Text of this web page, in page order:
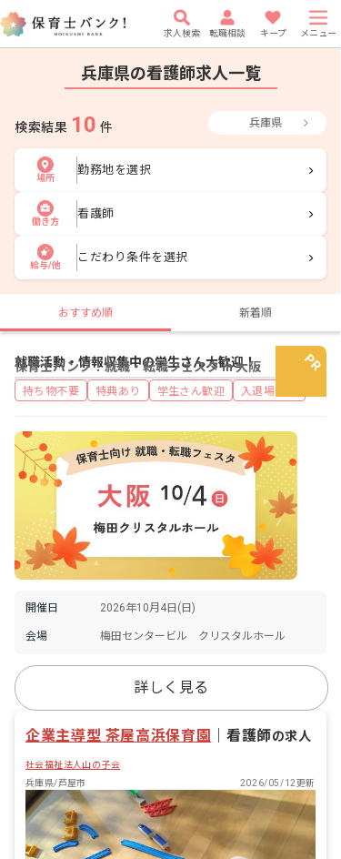
求人検索 転職相談 キープ メニュー
兵庫県の看護師求人一覧
検索結果 10 件 兵庫県
場所
勤務地を選択
働き方
看護師
給与/他
こだわり条件を選択
おすすめ順 新着順
保育士バンク！就職・転職フェスタ in 大阪
就職活動・情報収集中の学生さん大歓迎！
持ち物不要 特典あり 学生さん歓迎 入退場自由
開催日 2026年10月4日(日)
会場 梅田センタービル クリスタルホール
詳しく見る
企業主導型 茶屋高浜保育園 看護師の求人
社会福祉法人山の子会
兵庫県/芦屋市
2026/05/12更新